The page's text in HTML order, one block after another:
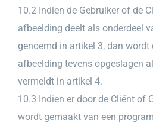
10.2 Indien de Gebruiker of de
afbeelding deelt als onderdeel
genoemd in artikel 3, dan
afbeelding tevens opgeslagen
vermeldt in artikel 4.
10.3 Indien er door de Cliënt of
wordt gemaakt van een